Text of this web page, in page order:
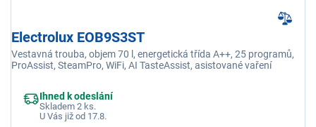
Electrolux EOB9S3ST
Vestavná trouba, objem 70 l, energetická třída A++, 25 programů,
ProAssist, SteamPro, WiFi, AI TasteAssist, asistované vaření
Ihned k odeslání
Skladem 2 ks.
U Vás již od 17.8.